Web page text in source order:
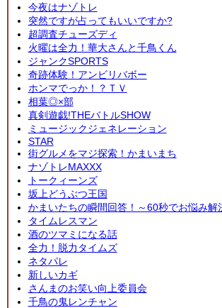
今夜はナゾトレ
突然ですが占ってもいいですか?
超調査チューズディ
火曜は全力！華大さんと千鳥くん
ジャンクSPORTS
奇跡体験！アンビリバボー
ホンマでっか！？ＴＶ
相葉◎×部
真剣遊戯!THEバトルSHOW
ミュージックジェネレーション
STAR
街グルメをマジ探索！かまいまち
ナゾトレMAXXX
トークィーンズ
坂上どうぶつ王国
かまいたちの瞬間回答！～60秒でお悩み解
タイムレスマン
酒のツマミになる話
全力！脱力タイムズ
ネタパレ
新しいカギ
さんまのお笑い向上委員会
千鳥の鬼レンチャン